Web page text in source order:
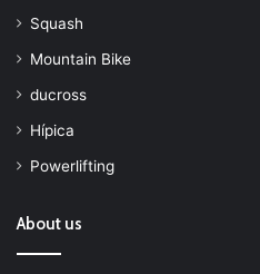
Squash
Mountain Bike
ducross
Hípica
Powerlifting
About us